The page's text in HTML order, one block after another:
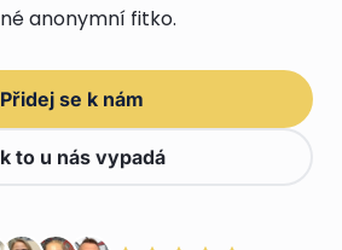
anonymní fitko.
Přidej se k nám
to u nás vypadá